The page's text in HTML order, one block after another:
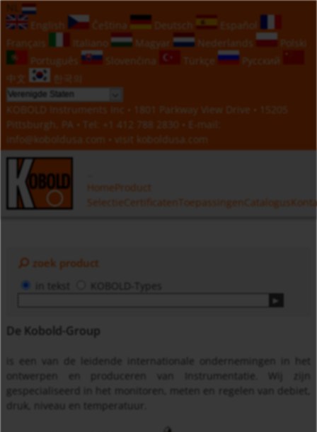
NL
English
Čeština Deutsch
Español
Français
Italiano Magyar Nederlands
Polski
Português
Slovenčina Türkçe
Русский
中文
한국의
KOBOLD Instruments Inc • 1801 Parkway View Drive • 15205
Pittsburgh, PA • Tel:
+1 412 788 2830 • E-mail:
info@koboldusa.com • visit koboldusa.com
HomeProduct
SelectieCertificaten Toepassingen Catalogus
zoek product
in tekst KOBOLD-Types
De Kobold-Group
is een van de leidende internationale ondernemingen in het
ontwerpen en produceren van Instrumentatie. Wij zijn
gespecialiseerd in het monitoren, meten en regelen van debiet,
druk, niveau en temperatuur.